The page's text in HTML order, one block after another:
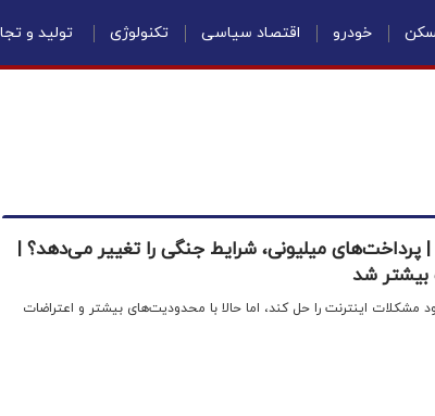
خودرو اقتصاد سیاسی تکنولوژی تولید و
پرداخت‌های میلیونی، شرایط جنگی را تغییر می‌دهد؟ |
شد
مشکلات اینترنت را حل کند، اما حالا با محدودیت‌های بیشتر و اعتراضات